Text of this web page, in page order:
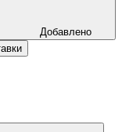
Добавлено